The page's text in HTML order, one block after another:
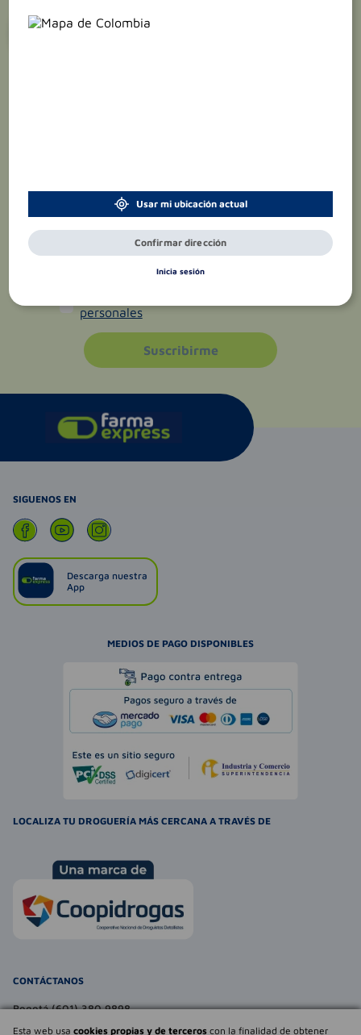
Esta web usa cookies propias y de terceros con la finalidad de obtener
¡Suscríbete y recibe
personales
Suscribirme
SIGUENOS EN
Descarga nuestra
App
MEDIOS DE PAGO DISPONIBLES
LOCALIZA TU DROGUERÍA MÁS CERCANA A TRAVÉS DE
CONTÁCTANOS
Bogotá (601) 380 9898
atencionalcliente@farmaexpress.com
Usar mi ubicación actual
Confirmar dirección
Inicia sesión